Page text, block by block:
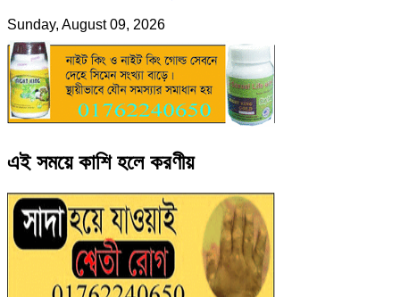
Sunday, August 09, 2026
এই সময়ে কাশি হলে করণীয়